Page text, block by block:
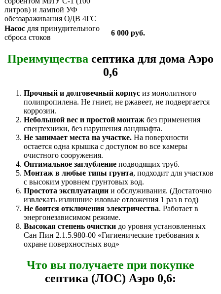
литров) и лампой УФ
обеззараживания ОДВ 4ГС
Насос для принудительного
сброса стоков
6 000 руб.
Преимущества септика для дома Аэро
0,6
Прочный и долговечный корпус из монолитного
полипропилена. Не гниет, не ржавеет, не подвергается
коррозии.
Небольшой вес и простой монтаж без применения
спецтехники, без нарушения ландшафта.
Не занимает места на участке. На поверхности
остается одна крышка с доступом во все камеры
очистного сооружения.
Оптимальное заглубление подводящих труб.
Монтаж в любые типы грунта, подходит для участков
с высоким уровнем грунтовых вод.
Простота эксплуатации и обслуживания. (Достаточно
извлекать излишние иловые отложения 1 раз в год)
Не боится отключения электричества. Работает в
энергонезависимом режиме.
Высокая степень очистки до уровня установленных
Сан Пин 2.1.5.980-00 «Гигиенические требования к
охране поверхностных вод»
Что вы получаете при покупке
септика (ЛОС) Аэро 0,6: